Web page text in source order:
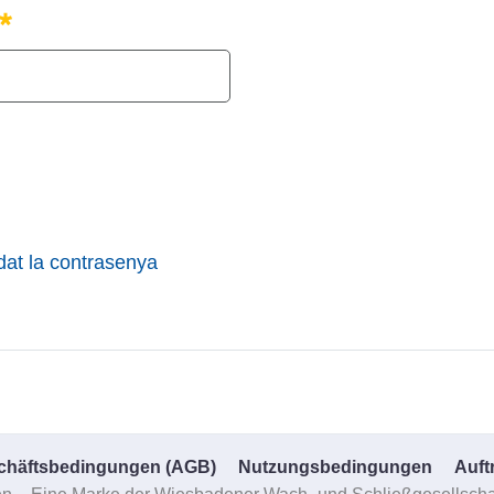
Obligatori
la contrasenya
(AGB) Nutzungsbedingungen